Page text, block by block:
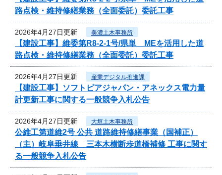
路点検・維持修繕業務（全面委託）委託工事
2026年4月27日更新 美濃土木事務所
【建設工事】維委第R8-2-1号/県単 MEを活用した道
路点検・維持修繕業務（全面委託）委託工事
2026年4月27日更新 産業デジタル推進課
【建設工事】ソフトピアジャパン・アネックス電力量
計更新工事に関する一般競争入札公告
2026年4月27日更新 大垣土木事務所
公維工第道維2号 公共 道路維持修繕事業（国補正）
（主）岐阜垂井線 三本木横断歩道橋補修 工事に関す
る一般競争入札公告